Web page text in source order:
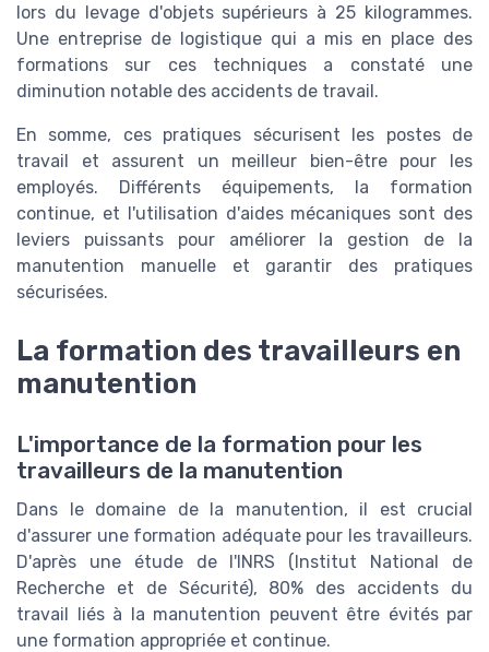
lors du levage d'objets supérieurs à 25 kilogrammes.
Une entreprise de logistique qui a mis en place des
formations sur ces techniques a constaté une
diminution notable des accidents de travail.
En somme, ces pratiques sécurisent les postes de
travail et assurent un meilleur bien-être pour les
employés. Différents équipements, la formation
continue, et l'utilisation d'aides mécaniques sont des
leviers puissants pour améliorer la gestion de la
manutention manuelle et garantir des pratiques
sécurisées.
La formation des travailleurs en
manutention
L'importance de la formation pour les
travailleurs de la manutention
Dans le domaine de la manutention, il est crucial
d'assurer une formation adéquate pour les travailleurs.
D'après une étude de l'INRS (Institut National de
Recherche et de Sécurité), 80% des accidents du
travail liés à la manutention peuvent être évités par
une formation appropriée et continue.